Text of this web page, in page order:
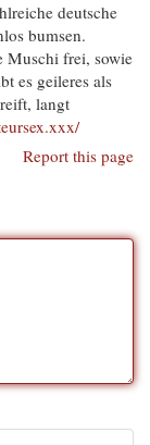
deutsche
bumsen.
Muschi frei, sowie
es geileres als
langt
Report this page